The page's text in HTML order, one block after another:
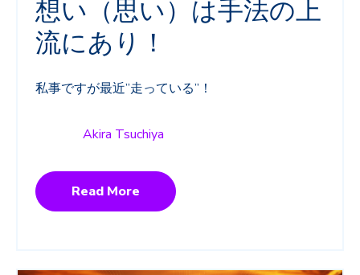
想い（思い）は手法の上
流にあり！
私事ですが最近”走っている”！
Akira Tsuchiya
Read More